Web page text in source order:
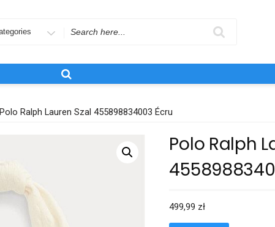
Ralph Lauren Szal 455898834003 Écru
Polo Ralph
499,99 zł